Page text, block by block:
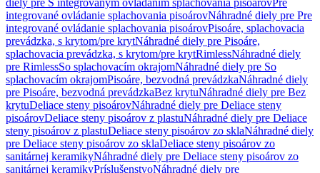
diely pre S integrovaným ovládaním splachovania pisoárovPre
integrované ovládanie splachovania pisoárovNáhradné diely pre Pre
integrované ovládanie splachovania pisoárovPisoáre, splachovacia
prevádzka, s krytom/pre krytNáhradné diely pre Pisoáre,
splachovacia prevádzka, s krytom/pre krytRimlessNáhradné diely
pre RimlessSo splachovacím okrajomNáhradné diely pre So
splachovacím okrajomPisoáre, bezvodná prevádzkaNáhradné diely
pre Pisoáre, bezvodná prevádzkaBez krytuNáhradné diely pre Bez
krytuDeliace steny pisoárovNáhradné diely pre Deliace steny
pisoárovDeliace steny pisoárov z plastuNáhradné diely pre Deliace
steny pisoárov z plastuDeliace steny pisoárov zo sklaNáhradné diely
pre Deliace steny pisoárov zo sklaDeliace steny pisoárov zo
sanitárnej keramikyNáhradné diely pre Deliace steny pisoárov zo
sanitárnej keramikyPríslušenstvoNáhradné diely pre